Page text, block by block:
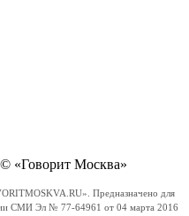
«Говорит Москва»
Предназначено для
СМИ Эл № 77-64961 от 04 марта 2016